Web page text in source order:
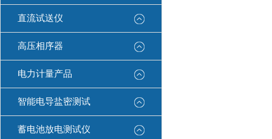
直流试送仪
高压相序器
电力计量产品
智能电导盐密测试
蓄电池放电测试仪